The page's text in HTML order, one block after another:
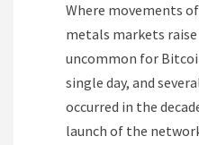
Where movements
metals markets raise
uncommon for
single day, and
occurred in the
launch of the